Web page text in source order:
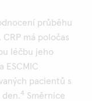
průběhu
. CRP má poločas
léčbu jeho
ESCMIC
pacientů s
den.4 Směrnice